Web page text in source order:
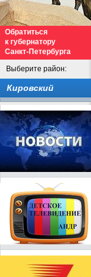
Обратиться
к губернатору
Санкт-Петербурга
Выберите район:
Кировский